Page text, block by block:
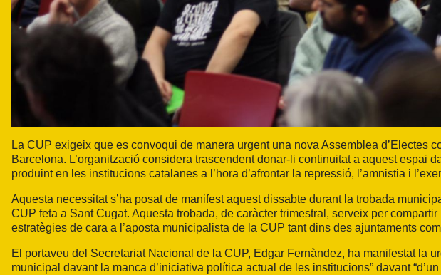
La CUP exigeix que es convoqui de manera urgent una nova Assemblea d’Electes
Barcelona. L’organització considera trascendent donar-li continuitat a aquest espai
produint en les institucions catalanes a l’hora d’afrontar la repressió, l’amnistia i
Aquesta necessitat s’ha posat de manifest aquest dissabte durant la trobada
CUP feta a Sant Cugat. Aquesta trobada, de caràcter trimestral, serveix per
estratègies de cara a l’aposta municipalista de la CUP tant dins des ajuntaments
El portaveu del Secretariat Nacional de la CUP, Edgar Fernàndez, ha manifestat la
municipal davant la manca d’iniciativa política actual de les institucions” davant